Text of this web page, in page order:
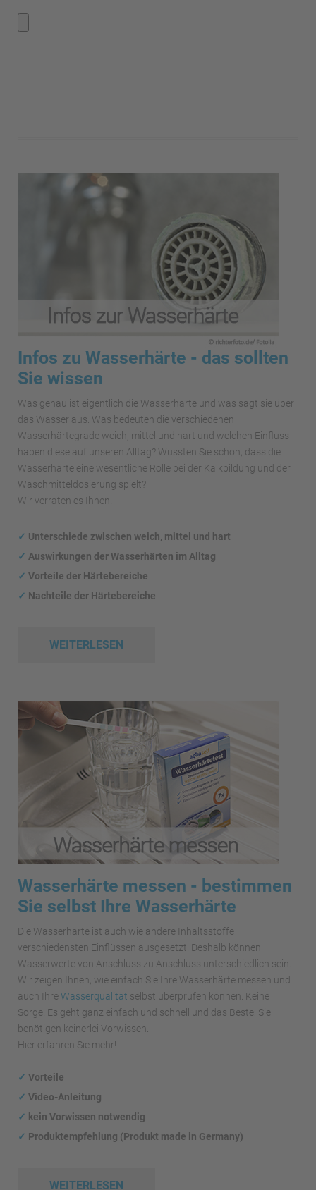
Infos zu Wasserhärte - das sollten
Sie wissen
Was genau ist eigentlich die Wasserhärte und was sagt sie über
das Wasser aus. Was bedeuten die verschiedenen
Wasserhärtegrade weich, mittel und hart und welchen Einfluss
haben diese auf unseren Alltag? Wussten Sie schon, dass die
Wasserhärte eine wesentliche Rolle bei der Kalkbildung und der
Waschmitteldosierung spielt?
Wir verraten es Ihnen!
✓ Unterschiede zwischen weich, mittel und hart
✓ Auswirkungen der Wasserhärten im Alltag
✓ Vorteile der Härtebereiche
✓ Nachteile der Härtebereiche
WEITERLESEN
Wasserhärte messen - bestimmen
Sie selbst Ihre Wasserhärte
Die Wasserhärte ist auch wie andere Inhaltsstoffe
verschiedensten Einflüssen ausgesetzt. Deshalb können
Wasserwerte von Anschluss zu Anschluss unterschiedlich sein.
Wir zeigen Ihnen, wie einfach Sie Ihre Wasserhärte messen und
auch IhreWasserqualität selbst überprüfen können. Keine
Sorge! Es geht ganz einfach und schnell und das Beste: Sie
benötigen keinerlei Vorwissen.
Hier erfahren Sie mehr!
✓ Vorteile
✓ Video-Anleitung
✓ kein Vorwissen notwendig
✓ Produktempfehlung (Produkt made in Germany)
WEITERLESEN